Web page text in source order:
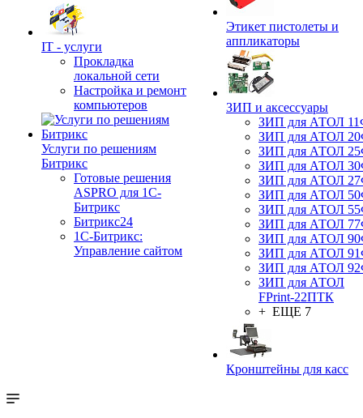
IT - услуги
Прокладка
локальной сети
Настройка и ремонт
компьютеров
Услуги по решениям
Битрикс
Готовые решения
ASPRO для 1С-
Битрикс
Битрикс24
1С-Битрикс:
Управление сайтом
Этикет пистолеты и
аппликаторы
ЗИП и аксессуары
ЗИП для АТОЛ
ЗИП для АТОЛ
ЗИП для АТОЛ
ЗИП для АТОЛ
ЗИП для АТОЛ
ЗИП для АТОЛ
ЗИП для АТОЛ
ЗИП для АТОЛ
ЗИП для АТОЛ
ЗИП для АТОЛ
ЗИП для АТОЛ
ЗИП для АТОЛ
FPrint-22ПТК
+ ЕЩЕ 7
Кронштейны для касс